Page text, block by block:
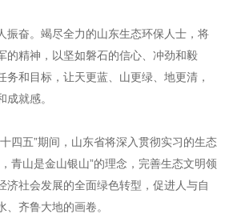
振奋。竭尽全力的山东生态环保人士，将
的精神，以坚如磐石的信心、冲劲和毅
务和目标，让天更蓝、山更绿、地更清，
成就感。
四五”期间，山东省将深入贯彻实习的生态
青山是金山银山”的理念，完善生态文明领
济社会发展的全面绿色转型，促进人与自
、齐鲁大地的画卷。